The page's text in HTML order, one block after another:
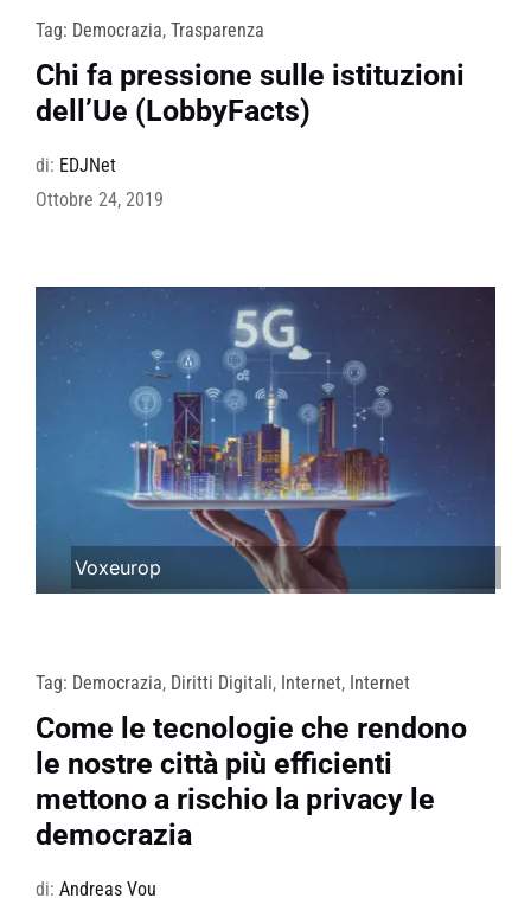
Tag: Democrazia, Trasparenza
Chi fa pressione sulle istituzioni
dell’Ue (LobbyFacts)
di: EDJNet
Ottobre 24, 2019
Voxeurop
Tag: Democrazia, Diritti Digitali, Internet, Internet
Come le tecnologie che rendono
le nostre città più efficienti
mettono a rischio la privacy le
democrazia
di: Andreas Vou